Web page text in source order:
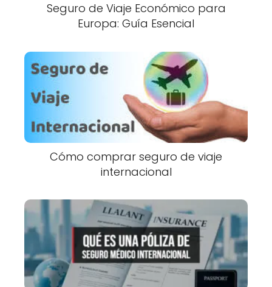
Seguro de Viaje Económico para
Europa: Guía Esencial
Cómo comprar seguro de viaje
internacional